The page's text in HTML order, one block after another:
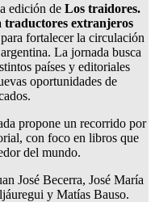
edición de Los traidores.
extranjeros
fortalecer la circulación
La jornada busca
países y editoriales
oportunidades de
propone un recorrido por
con foco en libros que
del mundo.
José Becerra, José María
y Matías Bauso.